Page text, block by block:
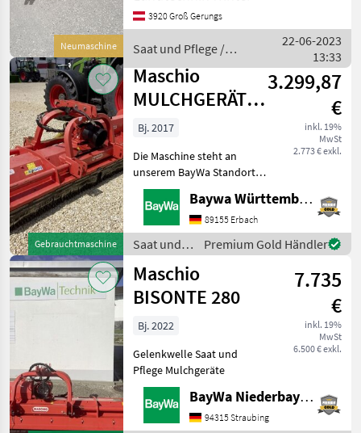
Neumaschine
Arbeitsbreite , hydraulische
Seitenverschiebung ,
Steinschutz mit Ketten ,
Gleitkufen Saat u
3920 Groß Gerungs
Saat und Pflege /
Maschio
22-06-2023
13:33
Gebrauchtmaschine
Maschio
MULCHGERÄT
BISONTE 280
"AB"
3.299,87
€
inkl. 19%
MwSt
2.773 € exkl.
Bj. 2017
Die Maschine steht an
unserem BayWa Standort in
DE-73527 Herlikofen.Gerne
steht Ihnen Herr Rössler
unter Tel.: 0151 1610 3908
für Ihre Anfrage zur
Verfügung!Maschio
Baywa Württemberg
89155 Erbach
Saat und
Pflege /
Maschio
Premium Gold Händler
Maschio
BISONTE 280
7.735
€
inkl. 19%
MwSt
6.500 € exkl.
Bj. 2022
Gelenkwelle Saat und
Pflege Mulchgeräte
BayWa Niederbayern
94315 Straubing